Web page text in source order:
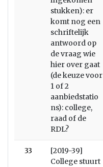
stukken): er
komt nog een
schriftelijk
antwoord op
de vraag wie
hier over gaat
(de keuze voor
1 of 2
aanbiedstatio
ns): college,
raad of de
RDL?
33
[2019-39]
College stuurt